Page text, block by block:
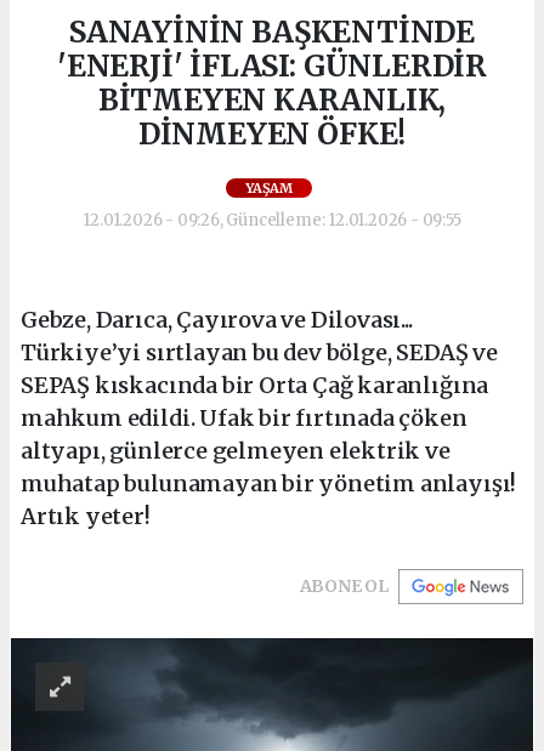
SANAYİNİN BAŞKENTİNDE
'ENERJİ' İFLASI: GÜNLERDİR
BİTMEYEN KARANLIK,
DİNMEYEN ÖFKE!
YAŞAM
12.01.2026 - 09:26, Güncelleme: 12.01.2026 - 09:55
Gebze, Darıca, Çayırova ve Dilovası...
Türkiye’yi sırtlayan bu dev bölge, SEDAŞ ve
SEPAŞ kıskacında bir Orta Çağ karanlığına
mahkum edildi. Ufak bir fırtınada çöken
altyapı, günlerce gelmeyen elektrik ve
muhatap bulunamayan bir yönetim anlayışı!
Artık yeter!
ABONE OL